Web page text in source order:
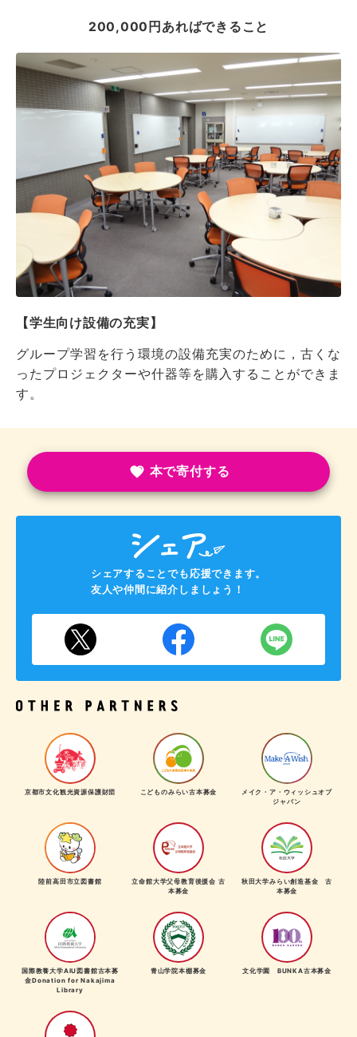
200,000円あればできること
【学生向け設備の充実】
グループ学習を行う環境の設備充実のために，古くな
ったプロジェクターや什器等を購入することができま
す。
本で寄付する
シェアすることでも応援できます。
友人や仲間に紹介しましょう！
京都市文化観光資源保護財団 こどものみらい古本募金
メイク・ア・ウィッシュオブ
ジャパン
陸前高田市立図書館
立命館大学父母教育後援会 古
本募金
秋田大学みらい創造基金 古
本募金
国際教養大学AIU図書館古本募
金Donation for Nakajima
Library
青山学院本棚募金 文化学園 BUNKA古本募金